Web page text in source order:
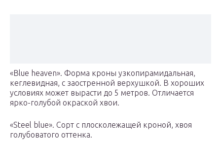
«Blue heaven». Форма кроны узкопирамидальная,
кеглевидная, с заостренной верхушкой. В хороших
условиях может вырасти до 5 метров. Отличается
ярко-голубой окраской хвои.
«Steel blue». Сорт с плосколежащей кроной, хвоя
голубоватого оттенка.